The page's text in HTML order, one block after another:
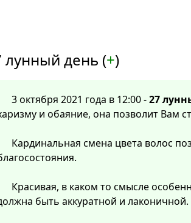
лунный день (+)
3 октября 2021 года в 12:00 -27
и обаяние, она позволит Вам
Кардинальная смена цвета волос
Красивая, в каком то смысле
быть аккуратной и лаконичной.